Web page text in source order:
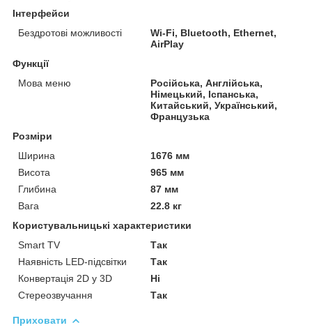
Інтерфейси
Бездротові можливості
Wi-Fi, Bluetooth, Ethernet,
AirPlay
Функції
Мова меню
Російська, Англійська,
Німецький, Іспанська,
Китайський, Український,
Французька
Розміри
Ширина
1676 мм
Висота
965 мм
Глибина
87 мм
Вага
22.8 кг
Користувальницькі характеристики
Smart TV
Так
Наявність LED-підсвітки
Так
Конвертація 2D у 3D
Ні
Стереозвучання
Так
Приховати